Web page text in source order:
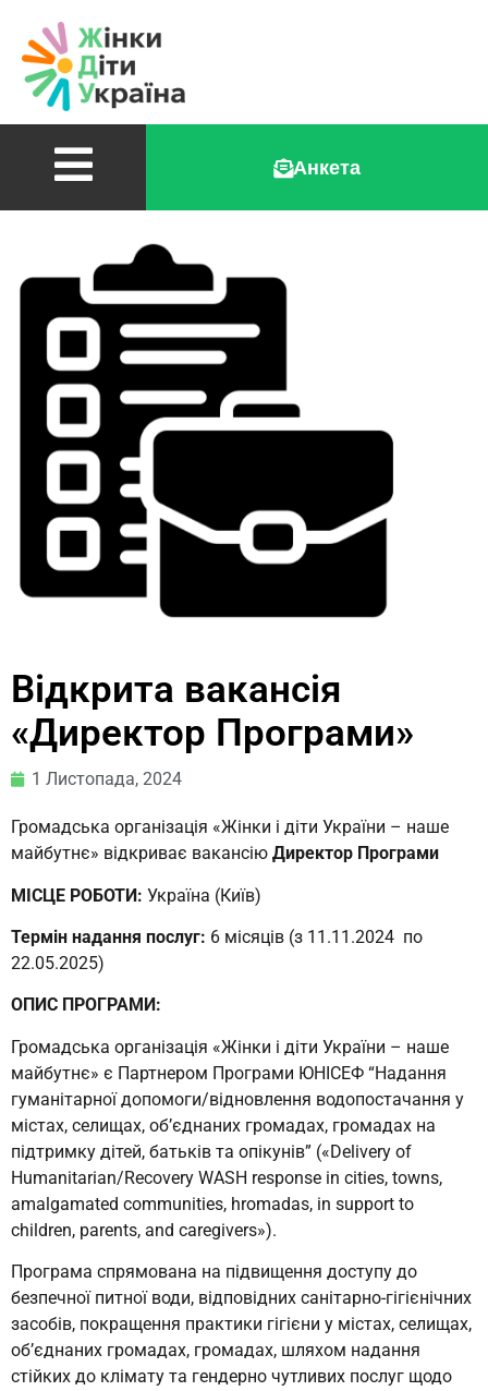
Анкета
Відкрита вакансія
«Директор Програми»
1 Листопада, 2024
Громадська організація «Жінки і діти України – наше
майбутнє» відкриває вакансію Директор Програми
МІСЦЕ РОБОТИ: Україна (Київ)
Термін надання послуг: 6 місяців (з 11.11.2024 по
22.05.2025)
ОПИС ПРОГРАМИ:
Громадська організація «Жінки і діти України – наше
майбутнє» є Партнером Програми ЮНІСЕФ “Надання
гуманітарної допомоги/відновлення водопостачання у
містах, селищах, об’єднаних громадах, громадах на
підтримку дітей, батьків та опікунів” («Delivery of
Humanitarian/Recovery WASH response in cities, towns,
amalgamated communities, hromadas, in support to
children, parents, and caregivers»).
Програма спрямована на підвищення доступу до
безпечної питної води, відповідних санітарно-гігієнічних
засобів, покращення практики гігієни у містах, селищах,
об’єднаних громадах, громадах, шляхом надання
стійких до клімату та гендерно чутливих послуг щодо